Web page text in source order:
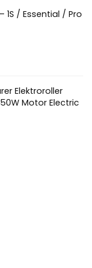
1S / Essential / Pro
Elektroroller
Motor Electric